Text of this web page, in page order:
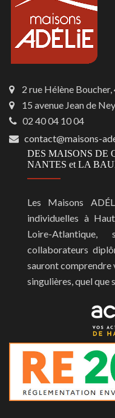
2 rue Hélène
15 avenue Jean de
02 40 04 10 04
contact@maisons-
DES MAISONS DE
NANTES et LA
Les Maisons
individuelles à
Loire-
collaborateurs
sauront comprendre
singulières, quel que